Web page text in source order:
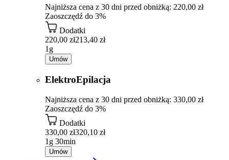
Najniższa cena z 30 dni przed obniżką: 220,00 zł
Zaoszczędź do 3%
Dodatki
220,00 zł213,40 zł
1g
Umów
ElektroEpilacja
Najniższa cena z 30 dni przed obniżką: 330,00 zł
Zaoszczędź do 3%
Dodatki
330,00 zł320,10 zł
1g 30min
Umów